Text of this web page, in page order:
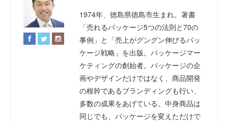
1974年、徳島県徳島市生まれ。著書
「売れるパッケージ5つの法則と70の
事例」と「売上がグングン伸びるパッ
ケージ戦略」を出版。パッケージマー
ケティングの創始者。パッケージの企
画やデザインだけではなく、商品開発
の根幹であるブランディングも行い、
多数の成果をあげている。中身商品は
同じでも、パッケージを変えただけで